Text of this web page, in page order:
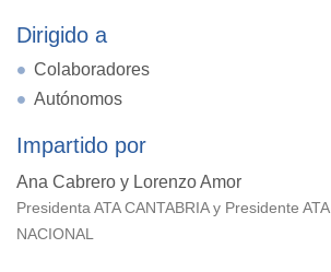
Dirigido a
Colaboradores
Autónomos
Impartido por
Ana Cabrero y Lorenzo Amor
Presidenta ATA CANTABRIA y Presidente
NACIONAL